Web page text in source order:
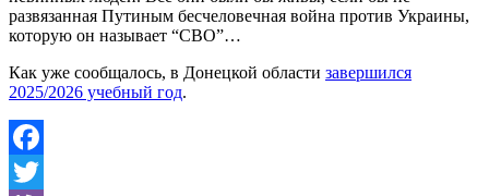
развязанная Путиным бесчеловечная война против Украины,
которую он называет “СВО”…
Как уже сообщалось, в Донецкой области завершился
2025/2026 учебный год.
Facebook